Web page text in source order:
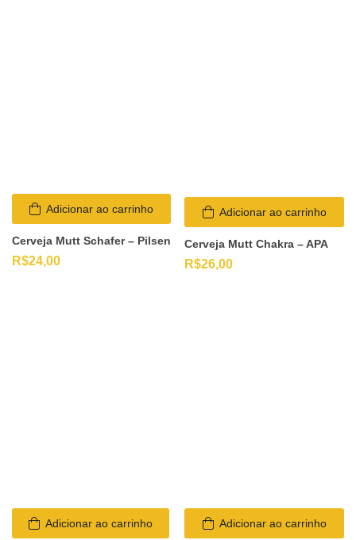
Adicionar ao carrinho
Cerveja Mutt Schafer – Pilsen
R$24,00
Adicionar ao carrinho
Cerveja Mutt Chakra – APA
R$26,00
Adicionar ao carrinho Adicionar ao carrinho